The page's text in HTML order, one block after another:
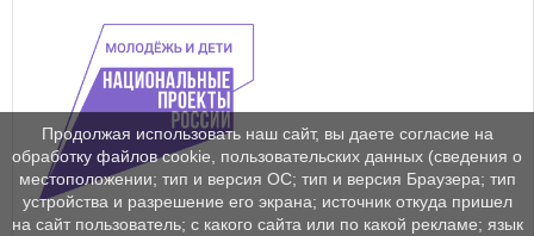
Продолжая использовать наш сайт, вы даете согласие на
обработку файлов cookie, пользовательских данных (сведения о
местоположении; тип и версия ОС; тип и версия Браузера; тип
устройства и разрешение его экрана; источник откуда пришел
на сайт пользователь; с какого сайта или по какой рекламе; язык